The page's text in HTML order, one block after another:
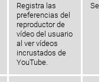
Registra las
preferencias del
reproductor de
vídeo del usuario
al ver vídeos
incrustados de
YouTube.